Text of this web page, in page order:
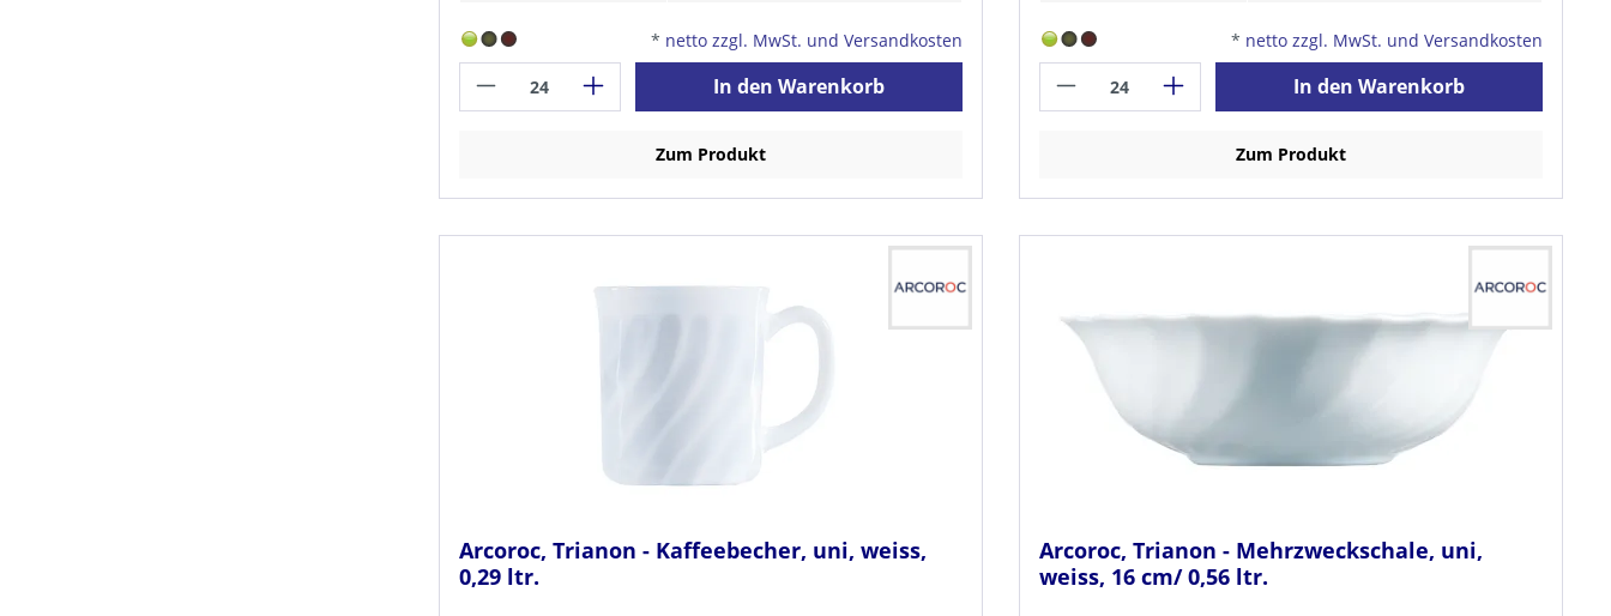
* netto zzgl. MwSt. und Versandkosten
In den Warenkorb
Zum Produkt
* netto zzgl. MwSt. und Versandkosten
In den Warenkorb
Zum Produkt
Arcoroc, Trianon - Kaffeebecher, uni, weiss,
0,29 ltr.
Arcoroc, Trianon - Mehrzweckschale, uni,
weiss, 16 cm/ 0,56 ltr.